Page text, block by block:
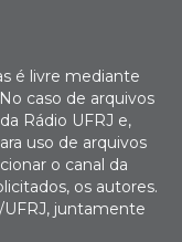
é livre mediante
caso de arquivos
Rádio UFRJ e,
uso de arquivos
o canal da
os autores.
UFRJ, juntamente